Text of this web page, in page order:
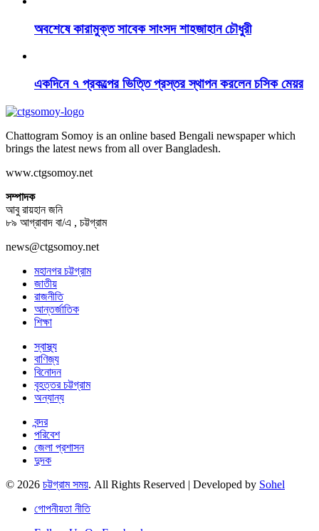
অবশেষে কারামুক্ত সাবেক সাংসদ শাহজাহান চৌধুরী
একদিনে ৭ প্রকল্পের ভিত্তি প্রস্তর স্থাপন করলেন চসিক মেয়র
Chattogram Somoy is an online based Bengali newspaper which
brings the latest news from all over Bangladesh.
www.ctgsomoy.net
সম্পাদক
আবু রায়হান জনি
৮৯ আগ্রাবাদ বা/এ , চট্টগ্রাম
news@ctgsomoy.net
মহানগর চট্টগ্রাম
জাতীয়
রাজনীতি
আন্তর্জাতিক
শিক্ষা
স্বাস্থ্য
বাণিজ্য
বিনোদন
বৃহত্তর চট্টগ্রাম
অন্যান্য
বন্দর
পরিবেশ
জেলা প্রশাসন
দুদক
© 2026 চট্টগ্রাম সময়. All Rights Reserved | Developed by Sohel
গোপনীয়তা নীতি